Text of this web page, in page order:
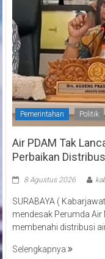
Pemerintahan Politik
Air PDAM Tak
Perbaikan
8 Agustus 2026
SURABAYA (
mendesak Perumda
membenahi distribusi
Selengkapnya